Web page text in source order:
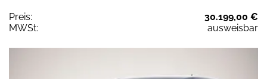
Preis:
30.199,00 €
MWSt:
ausweisbar